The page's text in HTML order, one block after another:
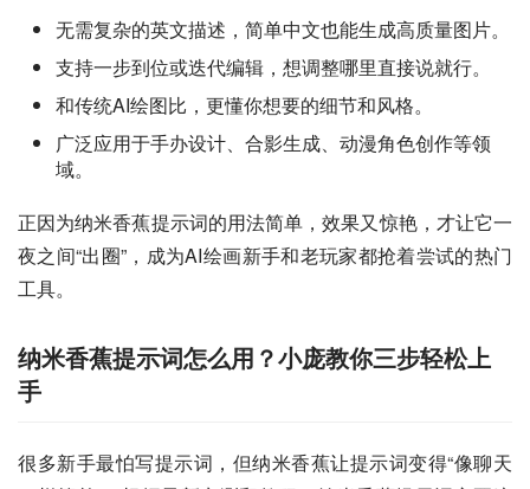
无需复杂的英文描述，简单中文也能生成高质量图片。
支持一步到位或迭代编辑，想调整哪里直接说就行。
和传统AI绘图比，更懂你想要的细节和风格。
广泛应用于手办设计、合影生成、动漫角色创作等领
域。
正因为纳米香蕉提示词的用法简单，效果又惊艳，才让它一
夜之间“出圈”，成为AI绘画新手和老玩家都抢着尝试的热门
工具。
纳米香蕉提示词怎么用？小庞教你三步轻松上
手
很多新手最怕写提示词，但纳米香蕉让提示词变得“像聊天